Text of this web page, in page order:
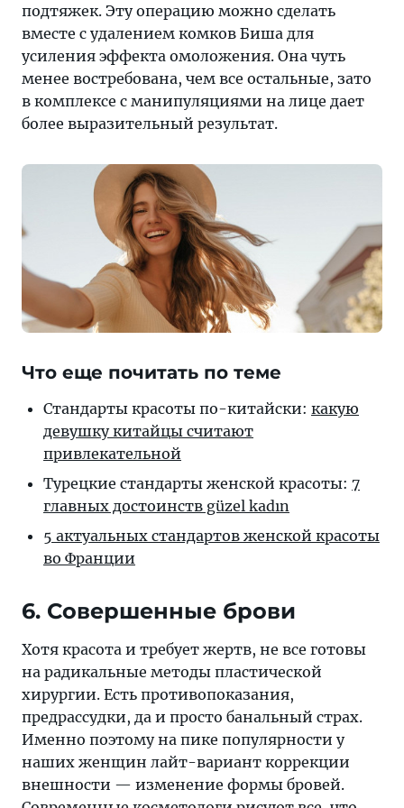
подтяжек. Эту операцию можно сделать
вместе с удалением комков Биша для
усиления эффекта омоложения. Она чуть
менее востребована, чем все остальные, зато
в комплексе с манипуляциями на лице дает
более выразительный результат.
Что еще почитать по теме
Стандарты красоты по-китайски: какую
девушку китайцы считают
привлекательной
Турецкие стандарты женской красоты: 7
главных достоинств güzel kadın
5 актуальных стандартов женской красоты
во Франции
6. Совершенные брови
Хотя красота и требует жертв, не все готовы
на радикальные методы пластической
хирургии. Есть противопоказания,
предрассудки, да и просто банальный страх.
Именно поэтому на пике популярности у
наших женщин лайт-вариант коррекции
внешности — изменение формы бровей.